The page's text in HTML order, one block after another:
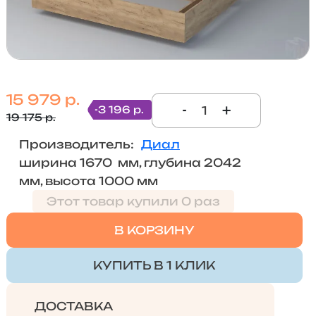
15 979 р.
19 175 р.
-3 196 р. - +
Производитель: Диал
ширина 1670 мм, глубина 2042
мм, высота 1000 мм
Этот товар купили 0 раз
В КОРЗИНУ
КУПИТЬ В 1 КЛИК
ДОСТАВКА